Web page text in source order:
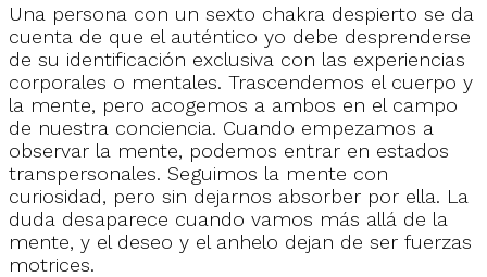
Una persona con un sexto chakra despierto se da
cuenta de que el auténtico yo debe desprenderse
de su identificación exclusiva con las experiencias
corporales o mentales. Trascendemos el cuerpo y
la mente, pero acogemos a ambos en el campo
de nuestra conciencia. Cuando empezamos a
observar la mente, podemos entrar en estados
transpersonales. Seguimos la mente con
curiosidad, pero sin dejarnos absorber por ella. La
duda desaparece cuando vamos más allá de la
mente, y el deseo y el anhelo dejan de ser fuerzas
motrices.